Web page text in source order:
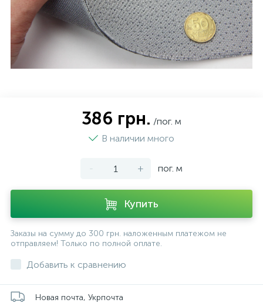
386 грн. /пог. м
В наличии много
- + пог. м
Купить
Заказы на сумму до 300 грн. наложенным платежом не
отправляем! Только по полной оплате.
Добавить к сравнению
Новая почта, Укрпочта